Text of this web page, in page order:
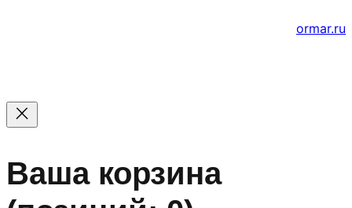
ormar.ru
Ваша корзина